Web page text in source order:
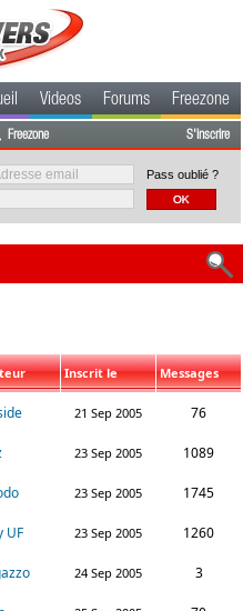
Videos Forums Freezone
Freezone S'inscrire
Pass oublié ?
Inscrit le Messages
21 Sep 2005 76
23 Sep 2005 1089
23 Sep 2005 1745
UF 23 Sep 2005 1260
24 Sep 2005 3